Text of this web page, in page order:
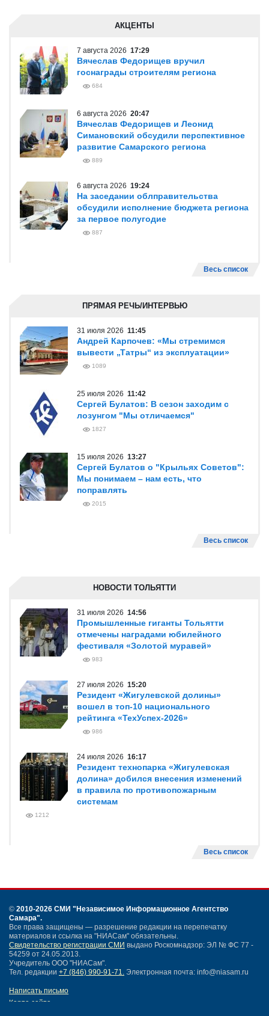
АКЦЕНТЫ
7 августа 2026 17:29
Вячеслав Федорищев вручил
госнаграды строителям региона
684
6 августа 2026 20:47
Вячеслав Федорищев и Леонид
Симановский обсудили перспективное
развитие Самарского региона
889
6 августа 2026 19:24
На заседании облправительства
обсудили исполнение бюджета региона
за первое полугодие
887
Весь список
ПРЯМАЯ РЕЧЬ/ИНТЕРВЬЮ
31 июля 2026 11:45
Андрей Карпочев: «Мы стремимся
вывести „Татры“ из эксплуатации»
1089
25 июля 2026 11:42
Сергей Булатов: В сезон заходим с
лозунгом "Мы отличаемся"
1827
15 июля 2026 13:27
Сергей Булатов о "Крыльях Советов":
Мы понимаем – нам есть, что
поправлять
2015
Весь список
НОВОСТИ ТОЛЬЯТТИ
31 июля 2026 14:56
Промышленные гиганты Тольятти
отмечены наградами юбилейного
фестиваля «Золотой муравей»
983
27 июля 2026 15:20
Резидент «Жигулевской долины»
вошел в топ-10 национального
рейтинга «ТехУспех-2026»
986
24 июля 2026 16:17
Резидент технопарка «Жигулевская
долина» добился внесения изменений
в правила по противопожарным
системам
1212
Весь список
© 2010-2026 СМИ "Независимое Информационное Агентство
Самара".
Все права защищены — разрешение редакции на перепечатку
материалов и ссылка на "НИАСам" обязательны.
Свидетельство регистрации СМИ выдано Роскомнадзор: ЭЛ № ФС 77 -
54259 от 24.05.2013.
Учредитель ООО "НИАСам".
Тел. редакции +7 (846) 990-91-71. Электронная почта: info@niasam.ru
Написать письмо
Карта сайта